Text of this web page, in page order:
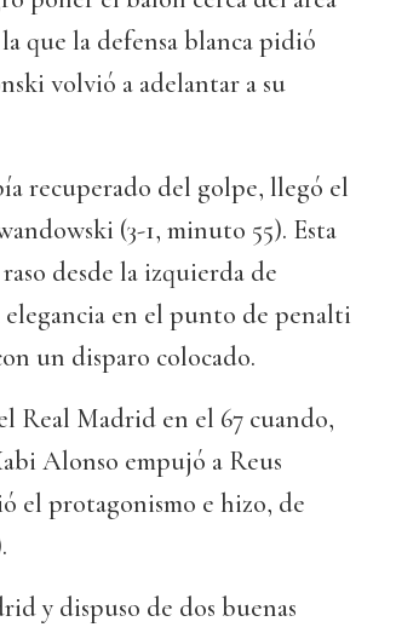
que la defensa blanca pidió
volvió a adelantar a su
recuperado del golpe, llegó el
(3-1, minuto 55). Esta
desde la izquierda de
en el punto de penalti
un disparo colocado.
Real Madrid en el 67 cuando,
Alonso empujó a Reus
el protagonismo e hizo, de
y dispuso de dos buenas